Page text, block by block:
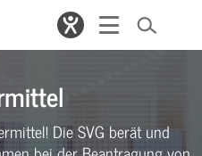
Die SVG berät und